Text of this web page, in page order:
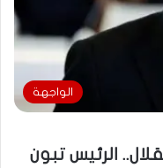
الواجهة
الرئيس تبون